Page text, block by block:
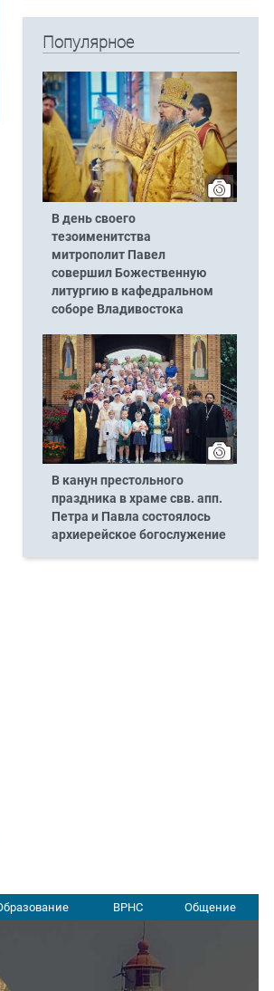
Популярное
В день своего
тезоименитства
митрополит Павел
совершил Божественную
литургию в кафедральном
соборе Владивостока
В канун престольного
праздника в храме свв. апп.
Петра и Павла состоялось
архиерейское богослужение
ВРНС Общение